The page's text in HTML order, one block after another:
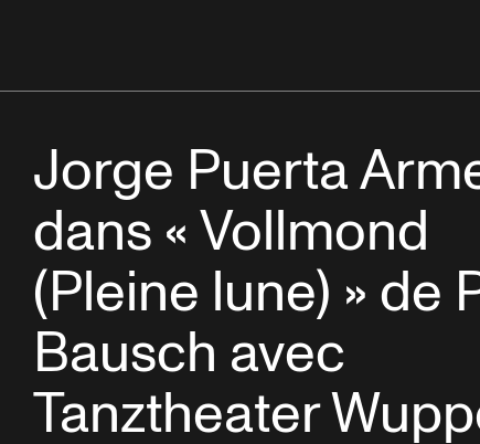
Jorge Puerta
dans « Vollmond
(Pleine lune) » de
Bausch avec
Tanztheater